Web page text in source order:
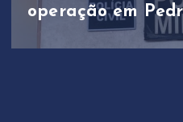
operação em